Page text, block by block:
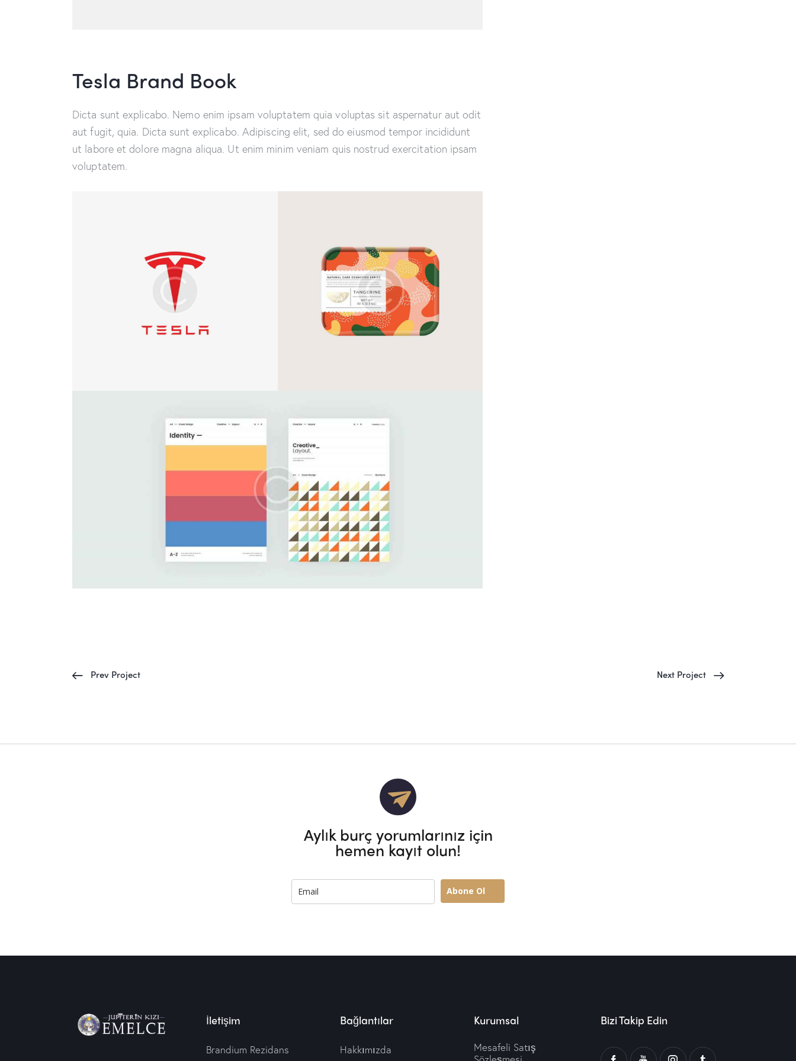
Tesla Brand Book
Dicta sunt explicabo. Nemo enim ipsam voluptatem quia voluptas sit aspernatur aut odit
aut fugit, quia. Dicta sunt explicabo. Adipiscing elit, sed do eiusmod tempor incididunt
ut labore et dolore magna aliqua. Ut enim minim veniam quis nostrud exercitation ipsam
voluptatem.
Prev Project Next Project
Aylık burç yorumlarınız için
hemen kayıt olun!
Abone Ol
İletişim
Brandium Rezidans
Bağlantılar
Hakkımızda
Kurumsal
Mesafeli Satış
Bizi Takip Edin